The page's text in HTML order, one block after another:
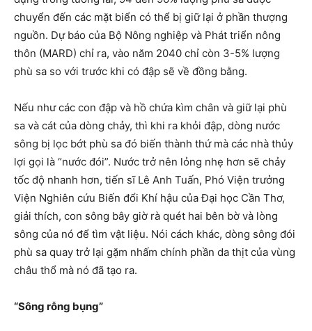
chuyển đến các mặt biển có thể bị giữ lại ở phần thượng
nguồn. Dự báo của Bộ Nông nghiệp và Phát triển nông
thôn (MARD) chỉ ra, vào năm 2040 chỉ còn 3-5% lượng
phù sa so với trước khi có đập sẽ về đồng bằng.
Nếu như các con đập và hồ chứa kìm chân và giữ lại phù
sa và cát của dòng chảy, thì khi ra khỏi đập, dòng nước
sông bị lọc bớt phù sa đó biến thành thứ mà các nhà thủy
lợi gọi là “nước đói”. Nước trở nên lỏng nhẹ hơn sẽ chảy
tốc độ nhanh hơn, tiến sĩ Lê Anh Tuấn, Phó Viện trưởng
Viện Nghiên cứu Biến đổi Khí hậu của Đại học Cần Thơ,
giải thích, con sông bây giờ rà quét hai bên bờ và lòng
sông của nó để tìm vật liệu. Nói cách khác, dòng sông đói
phù sa quay trở lại gặm nhấm chính phần da thịt của vùng
châu thổ mà nó đã tạo ra.
“Sông rỗng bụng”